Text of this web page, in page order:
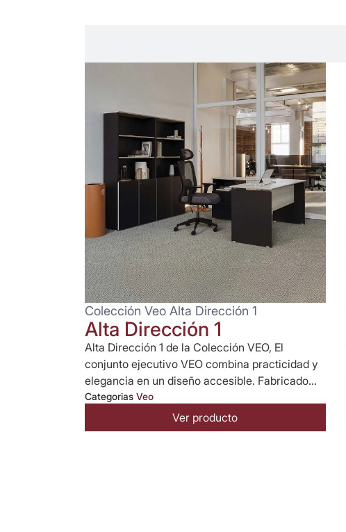
Colección Veo Alta Dirección 1
Alta Dirección 1
Alta Dirección 1 de la Colección VEO, El
conjunto ejecutivo VEO combina practicidad y
elegancia en un diseño accesible. Fabricado...
Categorias Veo
Ver producto